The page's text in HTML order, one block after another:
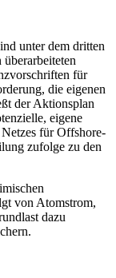
unter dem dritten
für
die eigenen
der Aktionsplan
eigene
für Offshore-
zufolge zu den
von Atomstrom,
dazu